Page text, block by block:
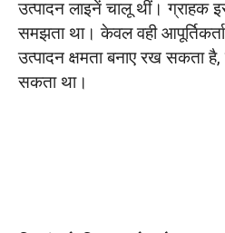
उत्पादन लाइनें चालू थीं। ग्राहक
समझता था। केवल वही
उत्पादन क्षमता बनाए रख सकता
सकता था।